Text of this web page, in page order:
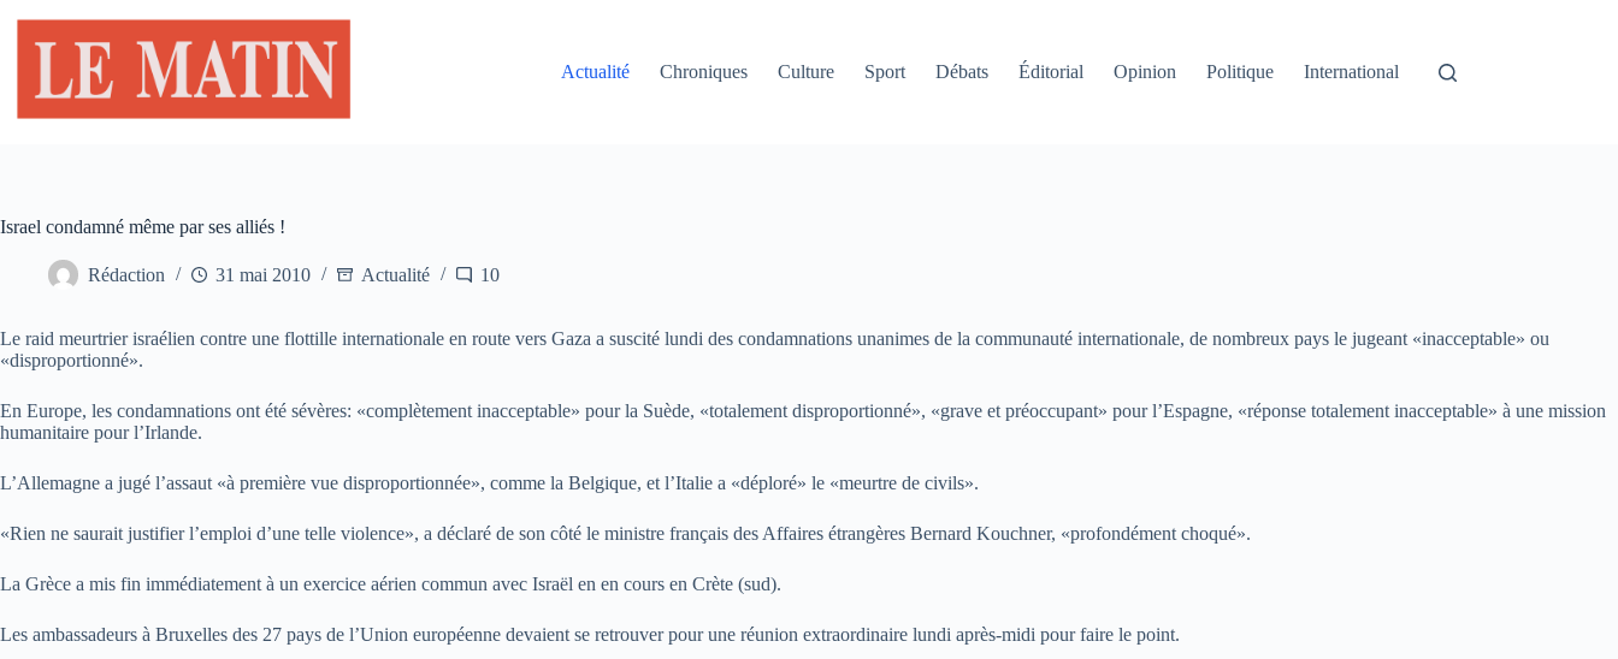
contenu
Actualité
Chroniques Culture Sport Débats Éditorial Opinion Politique International
Israel condamné même par ses alliés !
Rédaction 31 mai 2010 Actualité 10
Le raid meurtrier israélien contre une flottille internationale en route vers Gaza a suscité lundi des condamnations unanimes de la communauté internationale, de nombreux pays le jugeant «inacceptable» ou
«disproportionné».
En Europe, les condamnations ont été sévères: «complètement inacceptable» pour la Suède, «totalement disproportionné», «grave et préoccupant» pour l’Espagne, «réponse totalement inacceptable» à une mission
humanitaire pour l’Irlande.
L’Allemagne a jugé l’assaut «à première vue disproportionnée», comme la Belgique, et l’Italie a «déploré» le «meurtre de civils».
«Rien ne saurait justifier l’emploi d’une telle violence», a déclaré de son côté le ministre français des Affaires étrangères Bernard Kouchner, «profondément choqué».
La Grèce a mis fin immédiatement à un exercice aérien commun avec Israël en en cours en Crète (sud).
Les ambassadeurs à Bruxelles des 27 pays de l’Union européenne devaient se retrouver pour une réunion extraordinaire lundi après-midi pour faire le point.